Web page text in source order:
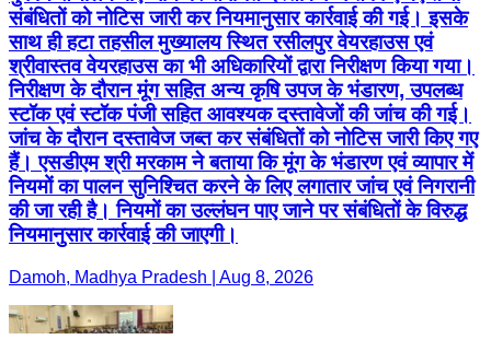
संबंधितों को नोटिस जारी कर नियमानुसार कार्रवाई की गई। इसके
साथ ही हटा तहसील मुख्यालय स्थित रसीलपुर वेयरहाउस एवं
श्रीवास्तव वेयरहाउस का भी अधिकारियों द्वारा निरीक्षण किया गया।
निरीक्षण के दौरान मूंग सहित अन्य कृषि उपज के भंडारण, उपलब्ध
स्टॉक एवं स्टॉक पंजी सहित आवश्यक दस्तावेजों की जांच की गई।
जांच के दौरान दस्तावेज जब्त कर संबंधितों को नोटिस जारी किए गए
हैं। एसडीएम श्री मरकाम ने बताया कि मूंग के भंडारण एवं व्यापार में
नियमों का पालन सुनिश्चित करने के लिए लगातार जांच एवं निगरानी
की जा रही है। नियमों का उल्लंघन पाए जाने पर संबंधितों के विरुद्ध
नियमानुसार कार्रवाई की जाएगी।
Damoh, Madhya Pradesh | Aug 8, 2026